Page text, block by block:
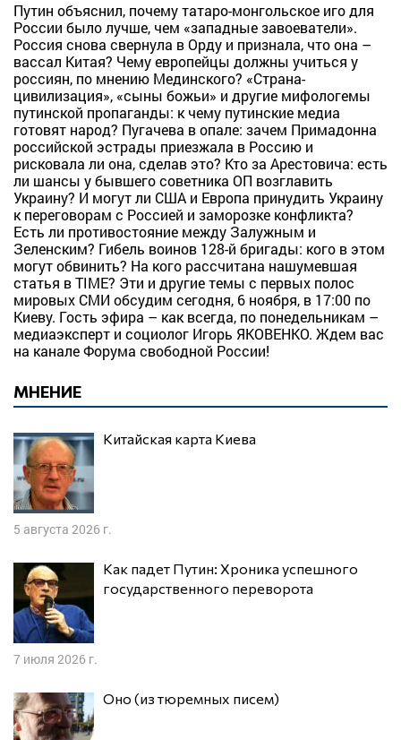
Путин объяснил, почему татаро-монгольское иго для
России было лучше, чем «западные завоеватели».
Россия снова свернула в Орду и признала, что она –
вассал Китая? Чему европейцы должны учиться у
россиян, по мнению Мединского? «Страна-
цивилизация», «сыны божьи» и другие мифологемы
путинской пропаганды: к чему путинские медиа
готовят народ? Пугачева в опале: зачем Примадонна
российской эстрады приезжала в Россию и
рисковала ли она, сделав это? Кто за Арестовича: есть
ли шансы у бывшего советника ОП возглавить
Украину? И могут ли США и Европа принудить Украину
к переговорам с Россией и заморозке конфликта?
Есть ли противостояние между Залужным и
Зеленским? Гибель воинов 128-й бригады: кого в этом
могут обвинить? На кого рассчитана нашумевшая
статья в TIME? Эти и другие темы с первых полос
мировых СМИ обсудим сегодня, 6 ноября, в 17:00 по
Киеву. Гость эфира – как всегда, по понедельникам –
медиаэксперт и социолог Игорь ЯКОВЕНКО. Ждем вас
на канале Форума свободной России!
МНЕНИЕ
Китайская карта Киева
5 августа 2026 г.
Как падет Путин: Хроника успешного
государственного переворота
7 июля 2026 г.
Оно (из тюремных писем)